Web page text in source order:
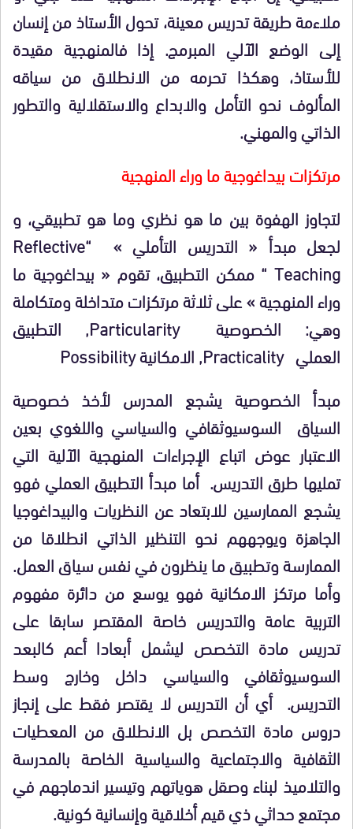
ملاءمة طريقة تدريس معينة، تحول الأستاذ من إنسان
إلى الوضع الآلي المبرمج. إذا فالمنهجية مقيدة
للأستاذ، وهكذا تحرمه من الانطلاق من سياقه
المألوف نحو التأمل والابداع والاستقلالية والتطور
الذاتي والمهني.
مرتكزات بيداغوجية ما وراء المنهجية
لتجاوز الهفوة بين ما هو نظري وما هو تطبيقي، و
لجعل مبدأ « التدريس التأملي » “
Reflective
Teaching
“ممكن التطبيق، تقوم « بيداغوجية ما
وراء المنهجية » على ثلاثة مرتكزات متداخلة ومتكاملة
وهي:
الخصوصية Particularity
, التطبيق
العمليPracticality, الامكانيةPossibility
مبدأ الخصوصية يشجع المدرس لأخذ خصوصية
السياق السوسيوثقافي والسياسي واللغوي بعين
الاعتبار عوض اتباع الإجراءات المنهجية الآلية التي
تمليها طرق التدريس. أما مبدأ التطبيق العملي فهو
يشجع الممارسين للابتعاد عن النظريات والبيداغوجيا
الجاهزة ويوجههم نحو التنظير الذاتي انطلاقا من
الممارسة وتطبيق ما ينظرون في نفس سياق العمل.
وأما مرتكز الامكانية فهو يوسع من دائرة مفهوم
التربية عامة والتدريس خاصة المقتصر سابقا على
تدريس مادة التخصص ليشمل أبعادا أعم كالبعد
السوسيوثقافي والسياسي داخل وخارج وسط
التدريس. أي أن التدريس لا يقتصر فقط على إنجاز
دروس مادة التخصص بل الانطلاق من المعطيات
الثقافية والاجتماعية والسياسية الخاصة بالمدرسة
والتلاميذ لبناء وصقل هوياتهم وتيسير اندماجهم في
مجتمع حداثي ذي قيم أخلاقية وإنسانية كونية.